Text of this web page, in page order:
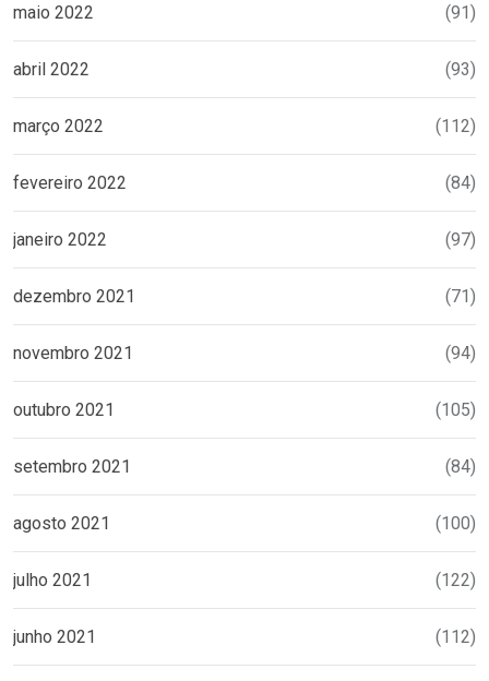
maio 2022 (91)
abril 2022 (93)
março 2022 (112)
fevereiro 2022 (84)
janeiro 2022 (97)
dezembro 2021 (71)
novembro 2021 (94)
outubro 2021 (105)
setembro 2021 (84)
agosto 2021 (100)
julho 2021 (122)
junho 2021 (112)